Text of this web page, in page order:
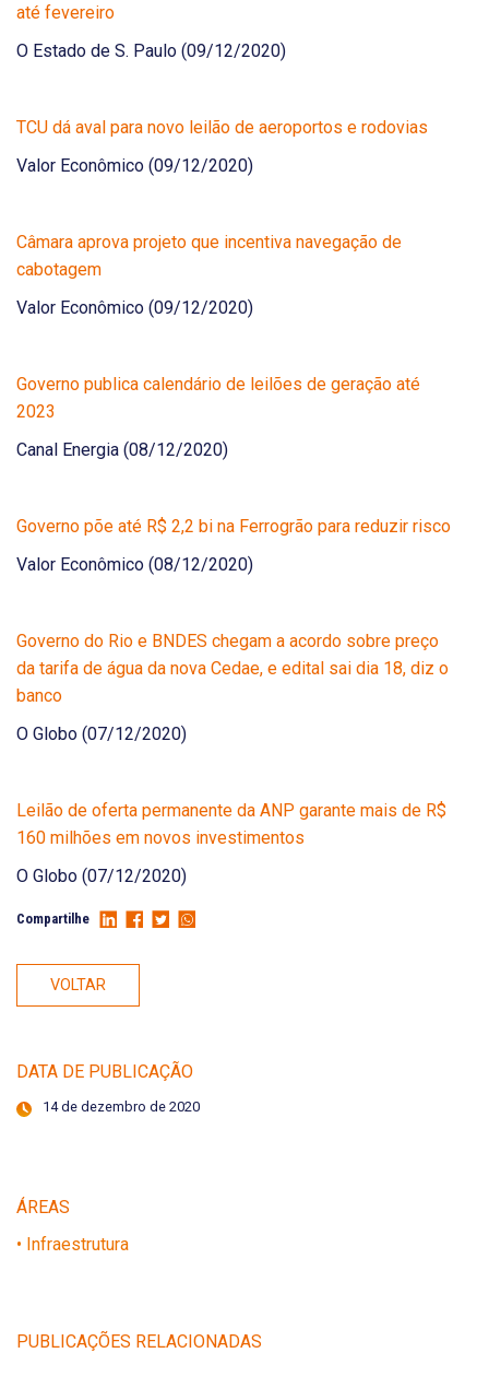
até fevereiro
O Estado de S. Paulo (09/12/2020)
TCU dá aval para novo leilão de aeroportos e rodovias
Valor Econômico (09/12/2020)
Câmara aprova projeto que incentiva navegação de
cabotagem
Valor Econômico (09/12/2020)
Governo publica calendário de leilões de geração até
2023
Canal Energia (08/12/2020)
Governo põe até R$ 2,2 bi na Ferrogrão para reduzir risco
Valor Econômico (08/12/2020)
Governo do Rio e BNDES chegam a acordo sobre preço
da tarifa de água da nova Cedae, e edital sai dia 18, diz o
banco
O Globo (07/12/2020)
Leilão de oferta permanente da ANP garante mais de R$
160 milhões em novos investimentos
O Globo (07/12/2020)
Compartilhe
VOLTAR
DATA DE PUBLICAÇÃO
14 de dezembro de 2020
ÁREAS
• Infraestrutura
PUBLICAÇÕES RELACIONADAS